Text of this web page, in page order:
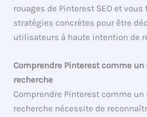
rouages de Pinterest SEO et
stratégies concrètes pour être
utilisateurs à haute intention de
Comprendre Pinterest comme un
recherche
Comprendre Pinterest comme un
recherche nécessite de